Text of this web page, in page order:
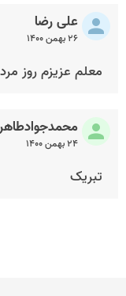
علی رضا
۲۶ بهمن ۱۴۰۰
معلم عزیزم روز
۲۴ بهمن ۱۴۰۰
تبریک